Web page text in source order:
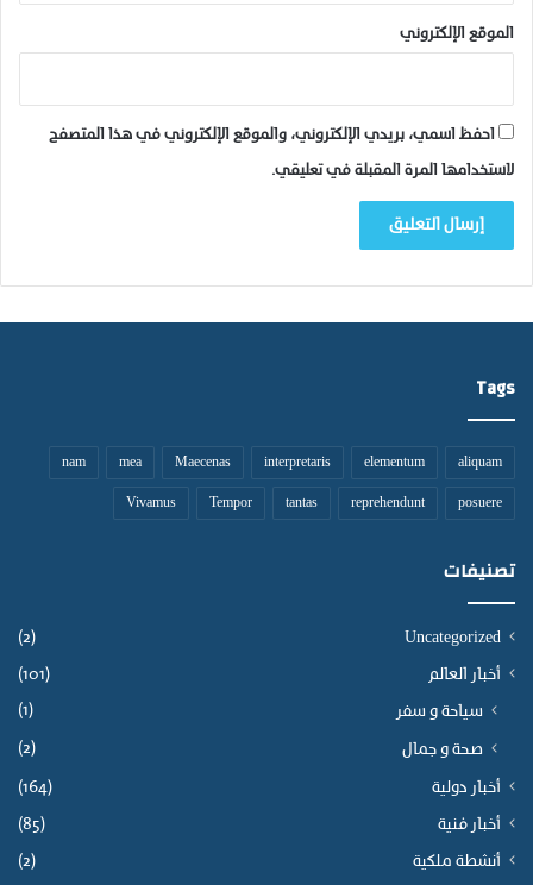
الموقع الإلكتروني
احفظ اسمي، بريدي الإلكتروني، والموقع الإلكتروني في هذا المتصفح
لاستخدامها المرة المقبلة في تعليقي.
Tags
aliquam
elementum
interpretaris
Maecenas
mea
nam
posuere
reprehendunt
tantas
Tempor
Vivamus
تصنيفات
Uncategorized
(2)
أخبار العالم (101)
سياحة و سفر (1)
صحة و جمال (2)
أخبار دولية (164)
أخبار فنية (85)
أنشطة ملكية (2)